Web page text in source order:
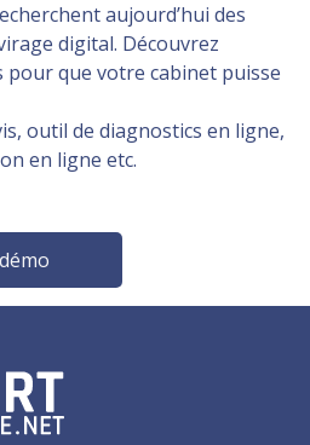
aujourd’hui des
digital. Découvrez
pour que votre cabinet puisse
outil de diagnostics en ligne,
en ligne etc.